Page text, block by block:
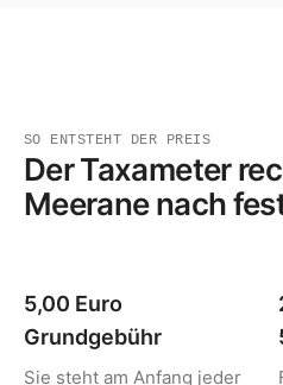
SO ENTSTEHT DER PREIS
Der Taxameter
Meerane nach
5,00 Euro
Grundgebühr
Sie steht am Anfang jeder